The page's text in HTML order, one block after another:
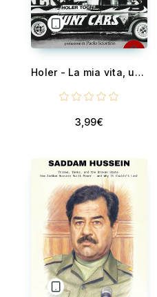
Holer - La mia vita, un circo volante sulle ruote
3,99€